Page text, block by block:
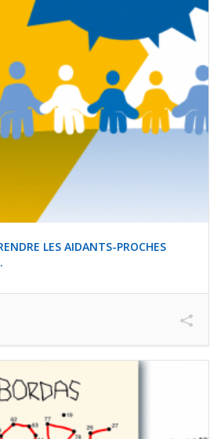
LES AIDANTS-PROCHES